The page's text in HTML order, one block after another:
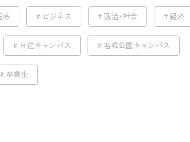
療 ビジネス 政治・社会 経済
日進キャンパス 名城公園キャンパス
卒業生